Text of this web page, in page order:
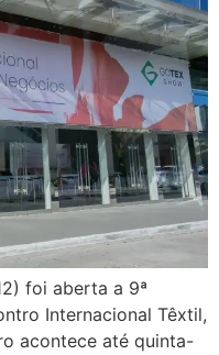
foi aberta a 9ª
Internacional Têxtil,
acontece até quinta-